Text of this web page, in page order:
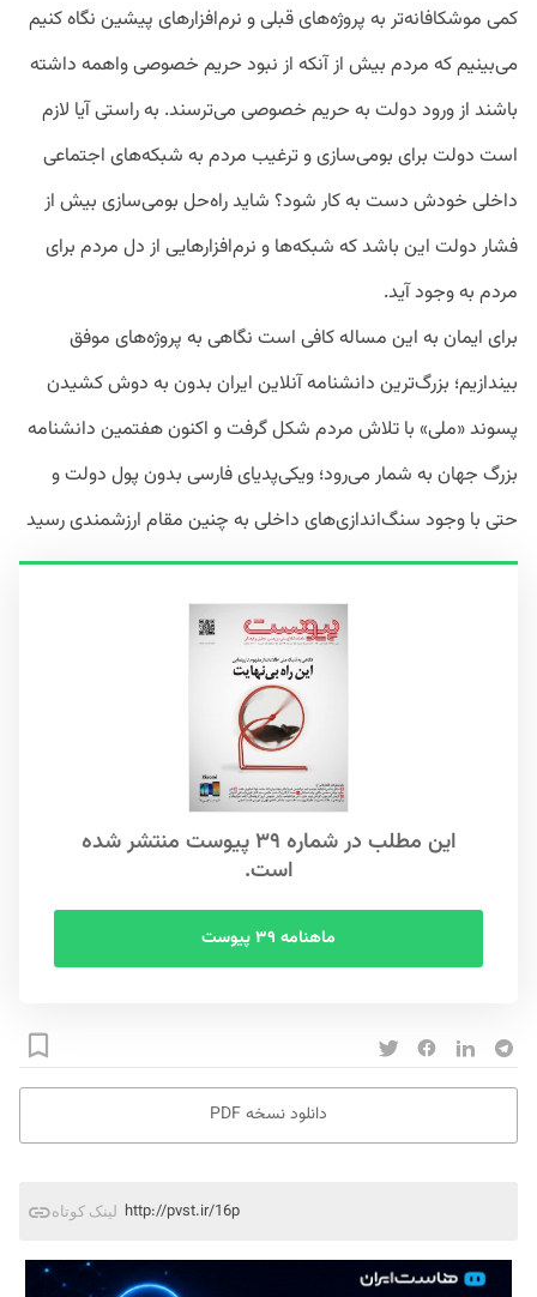
کمی موشکافانه‌تر به پروژه‌های قبلی و نرم‌افزارهای پیشین نگاه کنیم
می‌بینیم که مردم بیش از آنکه از نبود حریم خصوصی واهمه داشته
باشند از ورود دولت به حریم خصوصی می‌ترسند. به راستی آیا لازم
است دولت برای بومی‌سازی و ترغیب مردم به شبکه‌های اجتماعی
داخلی خودش دست به کار شود؟ شاید راه‌حل بومی‌سازی بیش از
فشار دولت این باشد که شبکه‌ها و نرم‌افزارهایی از دل مردم برای
مردم به وجود آید.
برای ایمان به این مساله کافی است نگاهی به پروژه‌های موفق
بیندازیم؛ بزرگ‌ترین دانشنامه آنلاین ایران بدون به دوش کشیدن
پسوند «ملی» با تلاش مردم شکل گرفت و اکنون هفتمین دانشنامه
بزرگ جهان به شمار می‌رود؛ ویکی‌پدیای فارسی بدون پول دولت و
حتی با وجود سنگ‌اندازی‌های داخلی به چنین مقام ارزشمندی رسید
این مطلب در شماره ۳۹ پیوست منتشر شده
است.
ماهنامه ۳۹ پیوست
دانلود نسخه PDF
لینک کوتاه http://pvst.ir/16p